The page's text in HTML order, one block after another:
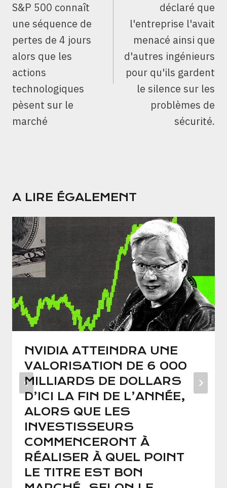
S&P 500 connaît
une séquence de
pertes de 4 jours
alors que les
actions
technologiques
pèsent sur le
marché
déclaré que
l'entreprise l'avait
menacé ainsi que
d'autres ingénieurs
pour qu'ils gardent
le silence sur les
problèmes de
sécurité.
A LIRE ÉGALEMENT
NVIDIA ATTEINDRA UNE
VALORISATION DE 6 000
MILLIARDS DE DOLLARS
D’ICI LA FIN DE L’ANNÉE,
ALORS QUE LES
INVESTISSEURS
COMMENCERONT À
RÉALISER À QUEL POINT
LE TITRE EST BON